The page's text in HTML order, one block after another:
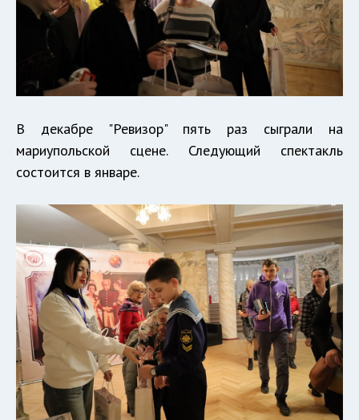
В декабре "Ревизор" пять раз сыграли на
мариупольской сцене. Следующий спектакль
состоится в январе.